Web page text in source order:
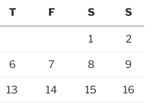
T F S S
1 2
6 7 8 9
13 14 15 16